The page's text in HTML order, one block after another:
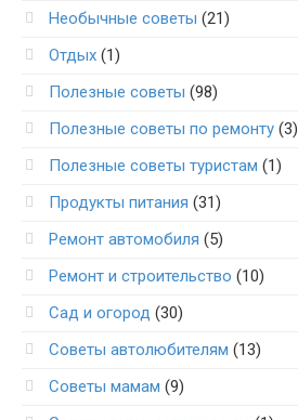
Необычные советы (21)
Отдых (1)
Полезные советы (98)
Полезные советы по ремонту (3)
Полезные советы туристам (1)
Продукты питания (31)
Ремонт автомобиля (5)
Ремонт и строительство (10)
Сад и огород (30)
Советы автолюбителям (13)
Советы мамам (9)